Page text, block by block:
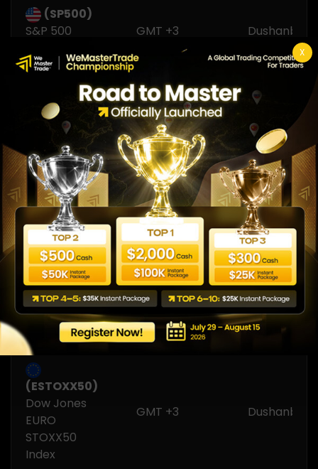
X
(SP500)
S&P 500
GMT +3 Dushanba -
(CAC40)
CAC40 Index
GMT +3 Dushanba
(HSI50)
Hong Kong
50 Index
GMT +3 Dushanba -
(ESTOXX50)
Dow Jones
EURO
STOXX50
Index
GMT +3 Dushanba -
(ESTOXX50)
Dow Jones
EURO
STOXX50
Index
GMT +3 Dushanba -